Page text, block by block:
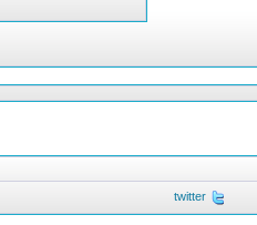
twitter